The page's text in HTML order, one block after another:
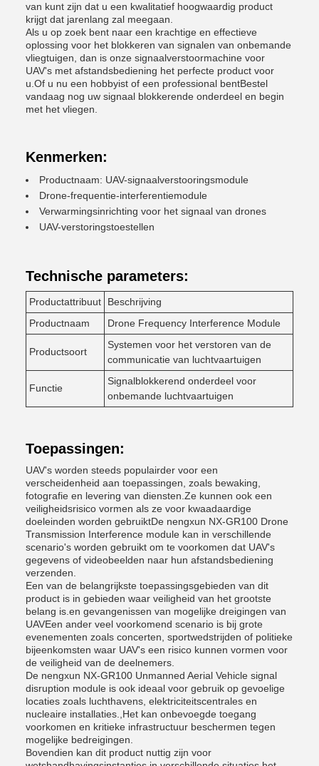
van kunt zijn dat u een kwalitatief hoogwaardig product
krijgt dat jarenlang zal meegaan.
Als u op zoek bent naar een krachtige en effectieve
oplossing voor het blokkeren van signalen van onbemande
vliegtuigen, dan is onze signaalverstoormachine voor
UAV's met afstandsbediening het perfecte product voor
u.Of u nu een hobbyist of een professional bentBestel
vandaag nog uw signaal blokkerende onderdeel en begin
met het vliegen.
Kenmerken:
Productnaam: UAV-signaalverstooringsmodule
Drone-frequentie-interferentiemodule
Verwarmingsinrichting voor het signaal van drones
UAV-verstoringstoestellen
Technische parameters:
Productattribuut
Beschrijving
Productnaam
Drone Frequency Interference Module
Productsoort
Systemen voor het verstoren van de
communicatie van luchtvaartuigen
Functie
Signalblokkerend onderdeel voor
onbemande luchtvaartuigen
Toepassingen:
UAV's worden steeds populairder voor een
verscheidenheid aan toepassingen, zoals bewaking,
fotografie en levering van diensten.Ze kunnen ook een
veiligheidsrisico vormen als ze voor kwaadaardige
doeleinden worden gebruiktDe nengxun NX-GR100 Drone
Transmission Interference module kan in verschillende
scenario's worden gebruikt om te voorkomen dat UAV's
gegevens of videobeelden naar hun afstandsbediening
verzenden.
Een van de belangrijkste toepassingsgebieden van dit
product is in gebieden waar veiligheid van het grootste
belang is.en gevangenissen van mogelijke dreigingen van
UAVEen ander veel voorkomend scenario is bij grote
evenementen zoals concerten, sportwedstrijden of politieke
bijeenkomsten waar UAV's een risico kunnen vormen voor
de veiligheid van de deelnemers.
De nengxun NX-GR100 Unmanned Aerial Vehicle signal
disruption module is ook ideaal voor gebruik op gevoelige
locaties zoals luchthavens, elektriciteitscentrales en
nucleaire installaties.,Het kan onbevoegde toegang
voorkomen en kritieke infrastructuur beschermen tegen
mogelijke bedreigingen.
Bovendien kan dit product nuttig zijn voor